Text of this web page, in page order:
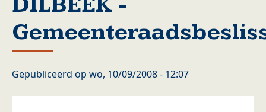
Gepubliceerd op wo, 10/09/2008 - 12:07